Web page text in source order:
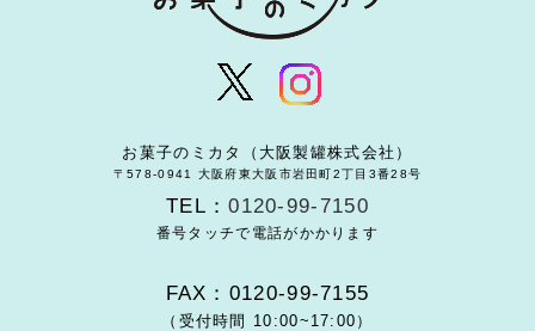
お菓子のミカタ（大阪製罐株式会社）
〒578-0941 大阪府東大阪市岩田町2丁目3番28号
TEL：0120-99-7150
番号タッチで電話がかかります
FAX：0120-99-7155
（受付時間 10:00~17:00）